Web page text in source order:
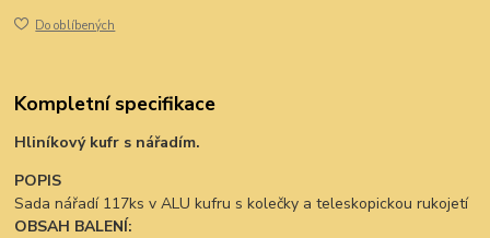
Do oblíbených
Kompletní specifikace
Hliníkový kufr s nářadím.
POPIS
Sada nářadí 117ks v ALU kufru s kolečky a teleskopickou rukojetí
OBSAH BALENÍ: